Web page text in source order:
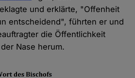
und erklärte, "Offenheit
entscheidend", führten er und
die Öffentlichkeit
Nase herum.